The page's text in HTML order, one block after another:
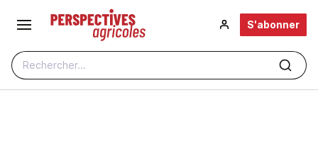
Aller au contenu principal
Rechercher...
S'abonner